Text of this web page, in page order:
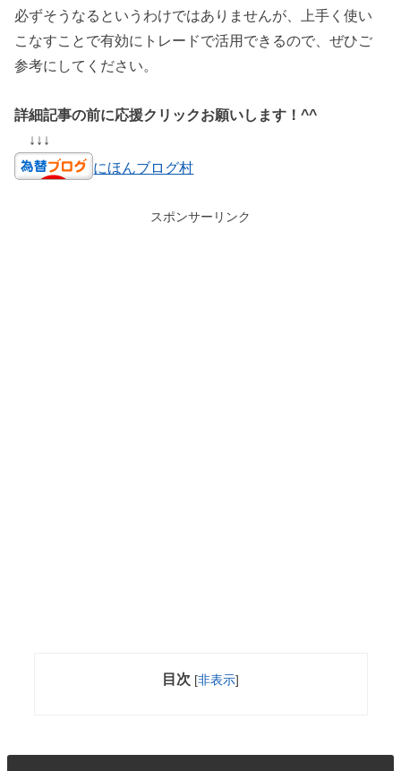
必ずそうなるというわけではありませんが、上手く使い
こなすことで有効にトレードで活用できるので、ぜひご
参考にしてください。
詳細記事の前に応援クリックお願いします！^^
↓↓↓
にほんブログ村
スポンサーリンク
目次 [非表示]